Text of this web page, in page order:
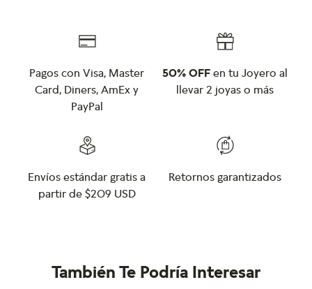
Pagos con Visa, Master
Card, Diners, AmEx y
PayPal
50% OFF en tu Joyero al
llevar 2 joyas o más
Envíos estándar gratis a
partir de $209 USD
Retornos garantizados
También Te Podría Interesar